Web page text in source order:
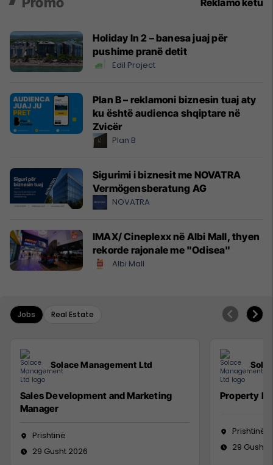
Reklamo këtu
Holiday In 2 – banesa juaj për
pushime pranë detit
Edil Project
Plan B – reklamoni biznesin tuaj aty
ku është audienca shqiptare në
Zvicër
Plan B
Sigurimi i biznesit me NOVATRA
Vermögensberatung AG
NOVATRA
IMAX/ Cineplexx në Albi Mall, thyen
rekorde rajonale me "Odisea"
Albi Mall
Jobs Real Estate
Solace Management Ltd
Sales Development and Marketing
Manager
Prishtinë
29 Gusht 2026
Property
Prishtinë
29 Gusht